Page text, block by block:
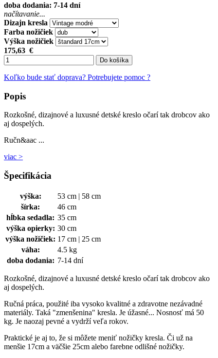
doba dodania: 7-14 dní
načítavanie...
Dizajn kresla
Farba nožičiek
Výška nožičiek
175,63 €
Do košíka
Koľko bude stať doprava? Potrebujete pomoc ?
Popis
Rozkošné, dizajnové a luxusné detské kreslo očarí tak drobcov ako
aj dospelých.
Ručn&aac ...
viac >
Špecifikácia
výška:
53 cm | 58 cm
šírka:
46 cm
hĺbka sedadla: 35 cm
výška opierky: 30 cm
výška nožičiek: 17 cm | 25 cm
váha:
4.5 kg
doba dodania: 7-14 dní
Rozkošné, dizajnové a luxusné detské kreslo očarí tak drobcov ako
aj dospelých.
Ručná práca, použité iba vysoko kvalitné a zdravotne nezávadné
materiály. Taká "zmenšenina" kresla. Je úžasné... Nosnosť má 50
kg. Je naozaj pevné a vydrží veľa rokov.
Praktické je aj to, že si môžete meniť nožičky kresla. Či už na
menšie 17cm a väčšie 25cm alebo farebne odlišné nožičky.